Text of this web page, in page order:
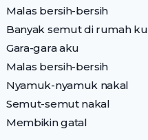
Malas bersih-bersih
Banyak semut di rumah ku
Gara-gara aku
Malas bersih-bersih
Nyamuk-nyamuk nakal
Semut-semut nakal
Membikin gatal